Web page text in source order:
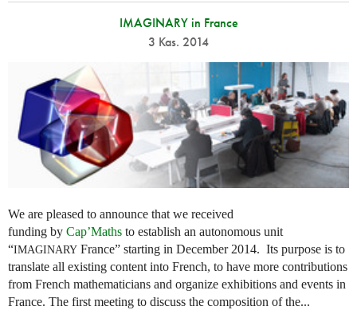
IMAGINARY in France
3 Kas. 2014
We are pleased to announce that we received
funding by Cap’Maths to establish an autonomous unit
“IMAGINARY France” starting in December 2014. Its purpose is to
translate all existing content into French, to have more contributions
from French mathematicians and organize exhibitions and events in
France. The first meeting to discuss the composition of the...